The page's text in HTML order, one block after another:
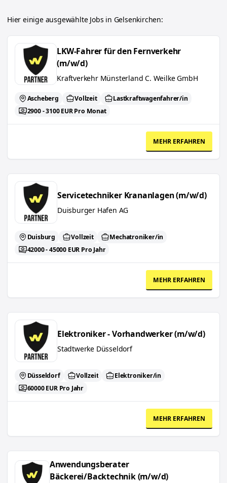
Hier einige ausgewählte Jobs in Gelsenkirchen:
LKW-Fahrer für den Fernverkehr (m/w/d)
LKW-Fahrer für den Fernverkehr
(m/w/d)
Kraftverkehr Münsterland C. Weilke GmbH
Ascheberg Vollzeit
Lastkraftwagenfahrer/in
2900 - 3100 EUR Pro Monat
MEHR ERFAHREN
Servicetechniker Krananlagen (m/w/d)
Servicetechniker Krananlagen (m/w/d)
Duisburger Hafen AG
Duisburg Vollzeit
Mechatroniker/in
42000 - 45000 EUR Pro Jahr
MEHR ERFAHREN
Elektroniker - Vorhandwerker (m/w/d)
Elektroniker - Vorhandwerker (m/w/d)
Stadtwerke Düsseldorf
Düsseldorf Vollzeit
Elektroniker/in
60000 EUR Pro Jahr
MEHR ERFAHREN
Anwendungsberater
Bäckerei/Backtechnik (m/w/d)